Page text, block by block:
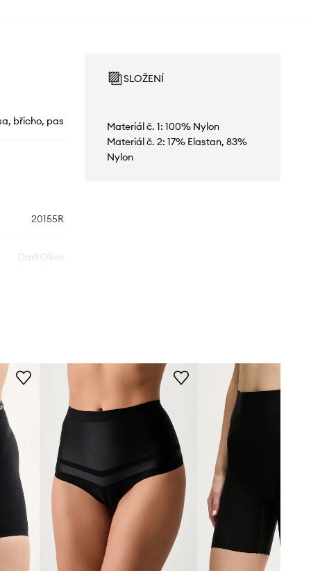
břicho, pas
20155R
DarkOlive
SLOŽENÍ
Materiál č. 1: 100% Nylon
Materiál č. 2: 17% Elastan, 83%
Nylon